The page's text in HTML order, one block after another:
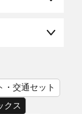
・交通セット
クス